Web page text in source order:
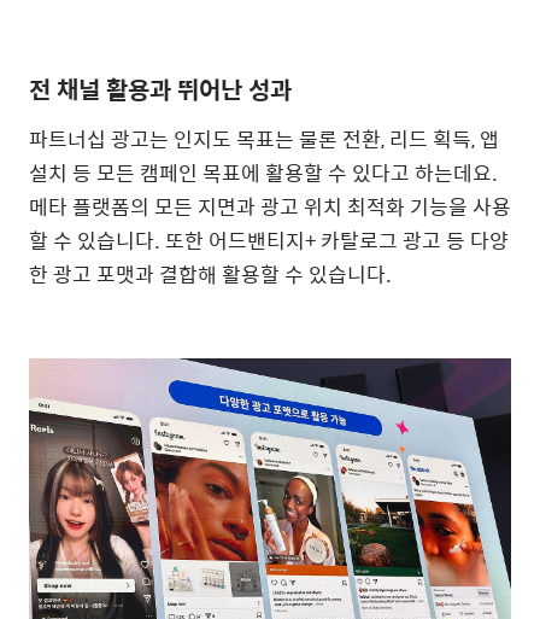
전 채널 활용과 뛰어난 성과
파트너십 광고는 인지도 목표는 물론 전환,리드 획득,앱
설치 등 모든 캠페인 목표에 활용할 수 있다고 하는데요.
메타 플랫폼의 모든 지면과 광고 위치 최적화 기능을 사용
할 수 있습니다. 또한 어드밴티지+카탈로그 광고 등 다양
한 광고 포맷과 결합해 활용할 수 있습니다.